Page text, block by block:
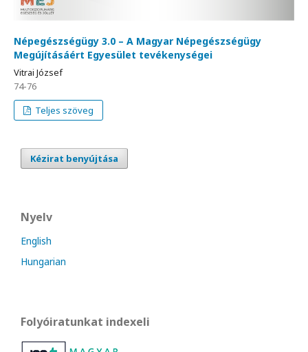
Népegészségügy 3.0 – A Magyar Népegészségügy
Megújításáért Egyesület tevékenységei
Vitrai József
74-76
Teljes szöveg
Kézirat benyújtása
Nyelv
English
Hungarian
Folyóiratunkat indexeli